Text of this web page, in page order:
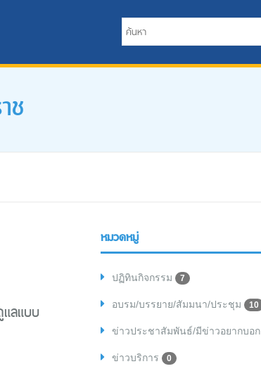
ช
ลแบบ
หมวดหมู่
ปฏิทินกิจกรรม 7
อบรม/บรรยาย/สัมมนา/ประชุม 10
ข่าวประชาสัมพันธ์/มีข่าวอยากบอก
ข่าวบริการ 0